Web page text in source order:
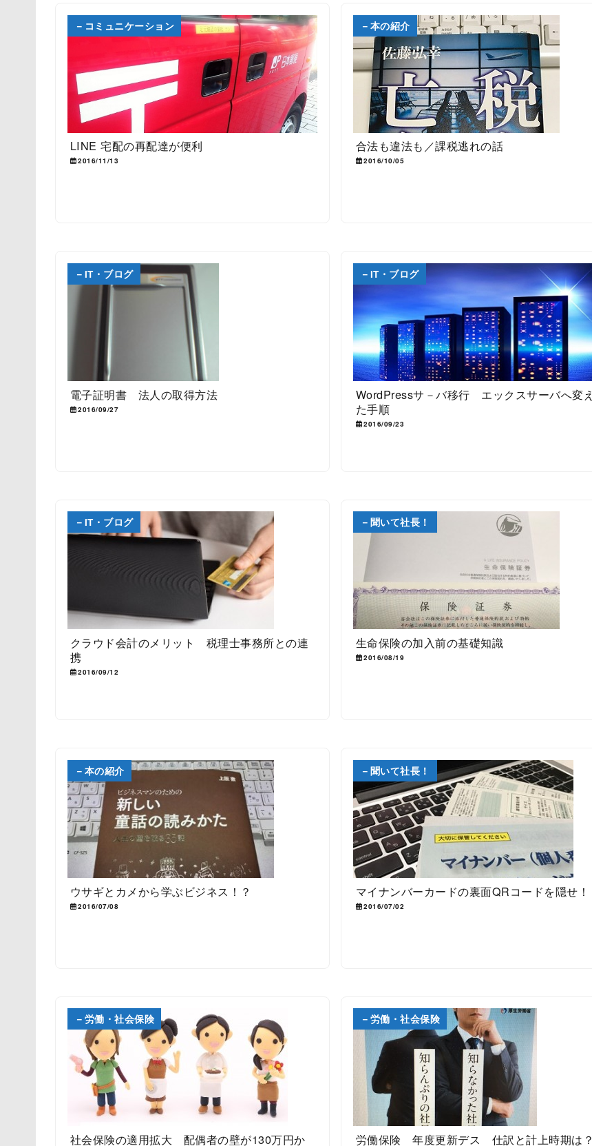
－コミュニケーション
LINE 宅配の再配達が便利
2016/11/13
－本の紹介
合法も違法も／課税逃れの話
2016/10/05
－IT・ブログ
電子証明書 法人の取得方法
2016/09/27
－IT・ブログ
WordPressサ－バ移行 エックスサーバへ変え
た手順
2016/09/23
－IT・ブログ
クラウド会計のメリット 税理士事務所との連
携
2016/09/12
－聞いて社長！
生命保険の加入前の基礎知識
2016/08/19
－本の紹介
ウサギとカメから学ぶビジネス！？
2016/07/08
－聞いて社長！
マイナンバーカードの裏面QRコードを隠せ！
2016/07/02
－労働・社会保険
社会保険の適用拡大 配偶者の壁が130万円か
－労働・社会保険
労働保険 年度更新デス 仕訳と計上時期は？